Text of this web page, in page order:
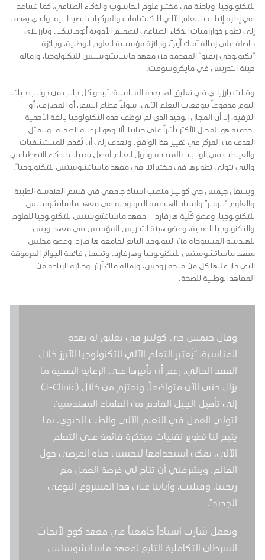
للتكنولوجيا، وباحثة في مختبر علوم الحاسوب والذكاء الصناعي، كما تساعد
في إدارة إئتلاف التعلم الآلي للاكتشافات والمركبات الصيدلانية، والذي يهدف
إلى تطوير خوارزميات الذكاء الصناعي لتصميم الأدوية أتوماتيكيا. وبارزيلاي
حاصلة على زمالة “ماك آرثر”، وجائزة مؤسسة العلوم الوطنية، وجائزة
“تكنولوجي ريفيو” المقدمة من معهد ماساتشوستس للتكنولوجيا، وزمالة
هيئة التدريس في مايكروسوفت.
وقالت بارزيلاي في تعليق لها بهذه المناسبة: “يبدو كل جانب من جوانب حياتنا
اليوم مدفوعاً بتوقعات التعلم الآلي، سواءً قطاع السفر، أو المصارف، أو
الترفيه، إلا أن المجال الوحيد الذي لم نوظف هذه التكنولوجيا بالغة الأهمية
لخدمته هو المجال الأكثر تأثيراً على حياتنا، ألا وهو الرعاية الصحية. ويتمثل
الهدف من المركز في تغيير هذا الواقع. ونهدف إلى أن نُقدم للمستشفيات
والعيادات في الولايات المتحدة وحول العالم أفضل تقنيات الذكاء الاصطناعي
والتي نتولى تطويرها في مختبراتنا في معهد ماساتشوستس للتكنولوجيا”.
ويشغل جيمس جي كولينز منصب استاذ جامعي في قسم الهندسة الطبية
والعلوم “تيرمير” واستاذ الهندسة البيولوجية في معهد ماساتشوستس
للتكنولوجيا، وعضو كُلّية هارفارد – معهد ماساتشوستس للتكنولوجيا للعلوم
والتكنولوجيا الصحية، وعضو هيئة التدريس المؤسس في معهد ويس
للهندسة المستوحاة من البيولوجيا التابع لجامعة هارفارد، وعضو مجلس
معهد ماساتشوستس للتكنولوجيا وهارفارد. وتشمل قائمة الجوائر المرموقة
التي حاز عليها كل من منحة رودس، وزمالة ماك آرثر، وجائزة الريادة من
المعاهد الوطنية للصحة.
وقال جيمس جي كولينز في تعليق له بهذه
المناسبة: “يُعتبر التعلم الآلي التكنولوجيا الأبرز خلال
العقد الحالي، رغم أن تأثيرها على الرعاية الصحية ما
يزال حتى الآن متواضعاً. ونعتزم من خلال (J-Clinic)
إلى تأهيل الجيل القادم من العلماء المهندسين
لتولي العمل في التعلم الآلي والطب الحيوي، بما
يتيح لنا تطوير تقنيات مبتكرة قائمة على التعلم
الآلي، يمكن استخدامها لتحسين حياة المرضى حول
العالم. ويشرفني أن تتاح لي فرصة العمل مع
ريجينا، وفيليب، وآنانثا على هذا المشروع النوعي
الجديد”.
ويعمل شارب استاذاً جامعياً في معهد كوخ لأبحاث
السرطان التكاملية التابع لمعهد ماساتشوستس